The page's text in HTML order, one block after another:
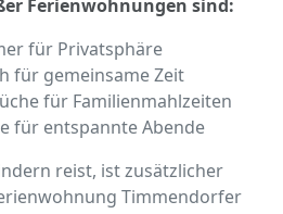
Ferienwohnungen sind:
für Privatsphäre
für gemeinsame Zeit
für Familienmahlzeiten
für entspannte Abende
reist, ist zusätzlicher
Timmendorfer